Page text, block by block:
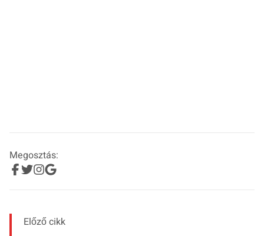
Megosztás:
Előző cikk